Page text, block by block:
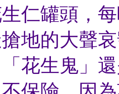
仁罐頭，
地的大聲
花生鬼」